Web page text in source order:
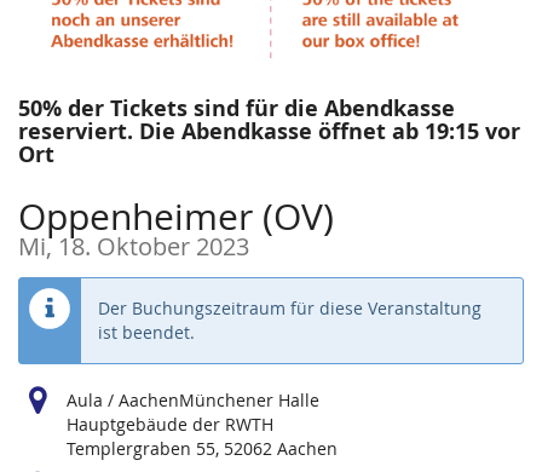
50% der Tickets sind für die Abendkasse
reserviert. Die Abendkasse öffnet ab 19:15 vor
Ort
Oppenheimer (OV)
Mi, 18. Oktober 2023
Der Buchungszeitraum für diese Veranstaltung
ist beendet.
Aula / AachenMünchener Halle
Hauptgebäude der RWTH
Templergraben 55, 52062 Aachen